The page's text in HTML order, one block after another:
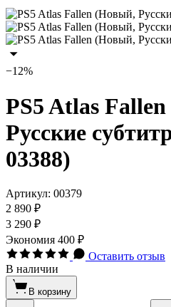
−12%
PS5 Atlas
Русские
03388)
Артикул: 00379
2 890 ₽
3 290 ₽
Экономия 400 ₽
Оставить отзыв
В наличии
В корзину